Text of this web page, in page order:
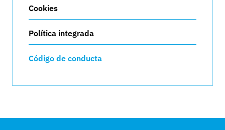
Cookies
Política integrada
Código de conducta